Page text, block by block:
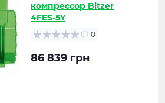
компрессор Bitzer
4FES-5Y
0
86 839 грн